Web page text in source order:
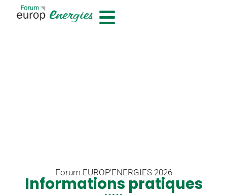
contenu
principal
Forum EUROP'ENERGIES 2026
Informations pratiques